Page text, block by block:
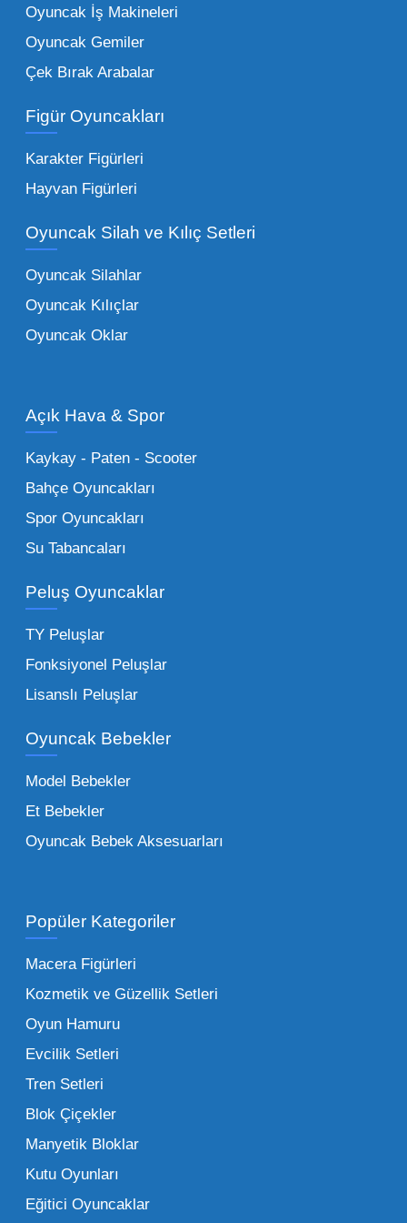
tercih edilen kategorilerimiz:
Peluş Oyuncaklar:
vazgeçilmezi olan yumuşak dokulu sevilen
seçeneklerimizi keşfederek koleksiyonunuza
en sevilen karakterleri ekleyebilirsiniz.
Eğitici Setler:
tarafından tercih edilentoptan eğitici
ebeveynlerin son yıllarda en çok satın aldığı
ürün grupları arasında yer almaktadır.
Oyuncak Araçlar:
stok imkanımızla sunulmaktadır.
Küçük Oyuncaklar:
sağlayan toptan küçük oyuncaklar, bakkallar,
Bu kategorideki küçük oyuncaklar toptan
alımlarda çok düşük maliyetlerle yüksek
adetli stok yapmanıza olanak tanır. Özellikle
sürpriz paketler ve figürler, çocukların
harçlıklarıyla kolayca alabildiği ürünlerdir.
Çocuk Oyuncakları Toptan Seçenekleri:
Bebeklik döneminden ergenliğe kadar geniş
toptan tedariği yaparken, piyasadaki en son
figürlerden geleneksel oyun setlerine kadar
her şeyi portföyümüzde bulabilirsiniz.
İşletmeler için toptan oyuncak satış ve alımı
şüphesiz ki birim maliyetin düşmesidir.
Oyuncak toptan kanalına geçildiğinde,
perakende satış fiyatı ile alış fiyatı arasındaki
makas açılır ve bu da ciddi kâr marjları elde
edilmesini sağlar. Toplu alımlarda uygulanan
dönemlerinde işletmenizin finansal olarak
rahatlamasına yardımcı olur.
Müşterileriniz bir ürünü sorduğunda "yok"
Oyuncak İş Makineleri
Oyuncak Gemiler
Çek Bırak Arabalar
Figür Oyuncakları
Karakter Figürleri
Hayvan Figürleri
Oyuncak Silah ve Kılıç Setleri
Oyuncak Silahlar
Oyuncak Kılıçlar
Oyuncak Oklar
Açık Hava & Spor
Kaykay - Paten - Scooter
Bahçe Oyuncakları
Spor Oyuncakları
Su Tabancaları
Peluş Oyuncaklar
TY Peluşlar
Fonksiyonel Peluşlar
Lisanslı Peluşlar
Oyuncak Bebekler
Model Bebekler
Et Bebekler
Oyuncak Bebek Aksesuarları
Popüler Kategoriler
Macera Figürleri
Kozmetik ve Güzellik Setleri
Oyun Hamuru
Evcilik Setleri
Tren Setleri
Blok Çiçekler
Manyetik Bloklar
Kutu Oyunları
Eğitici Oyuncaklar